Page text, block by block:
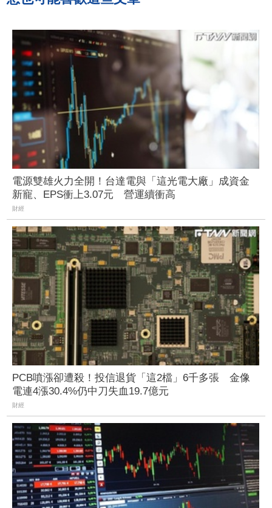
電源雙雄火力全開！台達電與「這光電大廠」成資金
新寵、EPS衝上3.07元 營運續衝高
財經
PCB噴漲卻遭殺！投信退貨「這2檔」6千多張 金像
電連4漲30.4%仍中刀失血19.7億元
財經